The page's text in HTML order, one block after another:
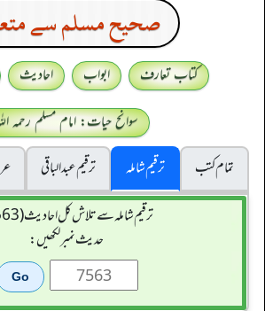
صحيح مسلم سے
کتاب تعارف ابواب احادیث
سوانح حیات: امام مسلم رحمہ
تمام کتب
ترقیم شاملہ ترقيم عبدالباقی
ترقیم شاملہ سے تلاش کل احادیث (7563)
حدیث نمبر لکھیں: